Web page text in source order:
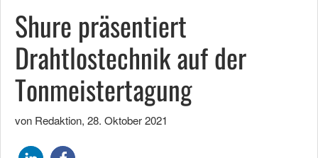
Shure präsentiert
Drahtlostechnik auf der
Tonmeistertagung
von Redaktion, 28. Oktober 2021